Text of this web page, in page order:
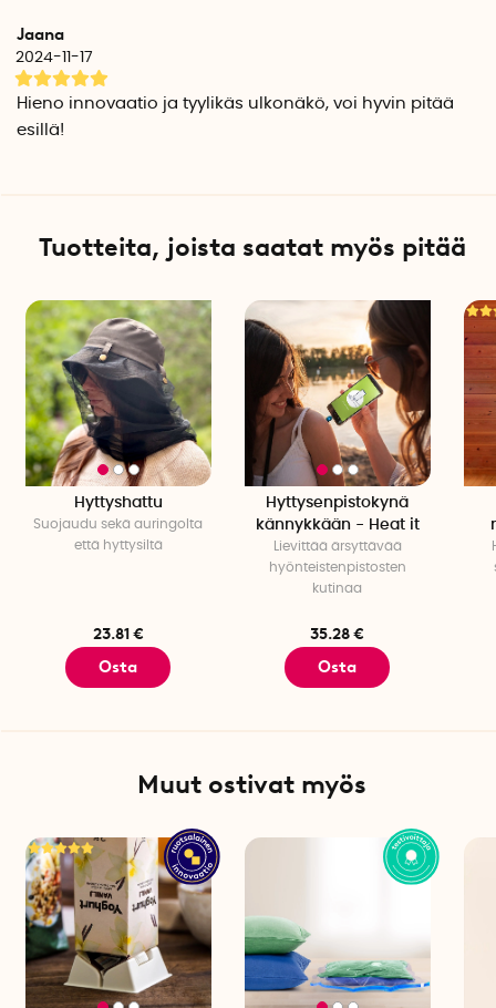
Määrä per pakkaus: 1
Jaana
2024-11-17
Hieno innovaatio ja tyylikäs ulkonäkö, voi hyvin pitää
esillä!
Tuotteita, joista saatat myös pitää
Hyttyshattu
Suojaudu sekä auringolta
että hyttysiltä
23.81 €
Osta
Hyttysenpistokynä
kännykkään - Heat it
Lievittää ärsyttävää
hyönteistenpistosten
kutinaa
35.28 €
Osta
Muut ostivat myös